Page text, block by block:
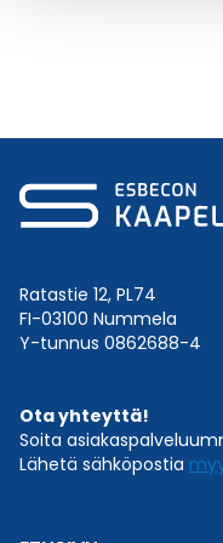
Ratastie 12, PL74
FI-03100 Nummela
Y-tunnus 0862688-4
Ota yhteyttä!
Soita
Lähetä sähköpostia